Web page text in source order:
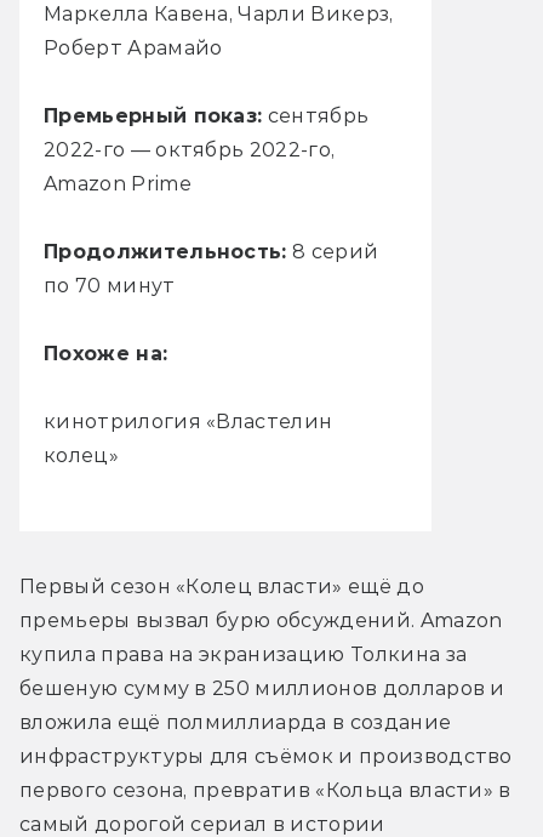
Маркелла Кавена, Чарли Викерз,
Роберт Арамайо
Премьерный показ: сентябрь
2022-го — октябрь 2022-го,
Amazon Prime
Продолжительность: 8 серий
по 70 минут
Похоже на:
кинотрилогия «Властелин
колец»
Первый сезон «Колец власти» ещё до
премьеры вызвал бурю обсуждений. Amazon
купила права на экранизацию Толкина за
бешеную сумму в 250 миллионов долларов и
вложила ещё полмиллиарда в создание
инфраструктуры для съёмок и производство
первого сезона, превратив «Кольца власти» в
самый дорогой сериал в истории